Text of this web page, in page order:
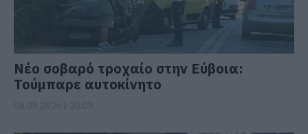
Νέο σοβαρό τροχαίο στην Εύβοια:
Τούμπαρε αυτοκίνητο